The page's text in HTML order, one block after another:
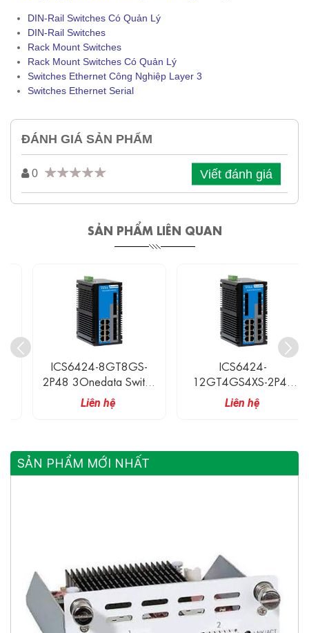
DIN-Rail Switches Có Quản Lý
DIN-Rail Switches
Rack Mount Switches
Rack Mount Switches Có Quản Lý
Switches Ethernet Công Nghiệp Layer 3
Switches Ethernet Serial
ĐÁNH GIÁ SẢN PHẨM
0 Viết đánh giá
SẢN PHẨM LIÊN QUAN
ICS6424-8GT8GS-
2P48 3Onedata Switch
Công Nghiệp 8 Cổng
Ethernet Gigabit, 8 Cổng
Liên hệ
ICS6424-
12GT4GS4XS-2P48
3Onedata Switch Công
Nghiệp 12 Cổng
Liên hệ
SẢN PHẨM MỚI NHẤT